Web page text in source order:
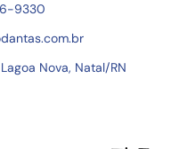
9330
Nova, Natal/RN